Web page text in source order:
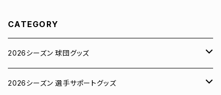
CATEGORY
2026シーズン 球団グッズ
ユニフォーム
2026シーズン 選手サポートグッズ